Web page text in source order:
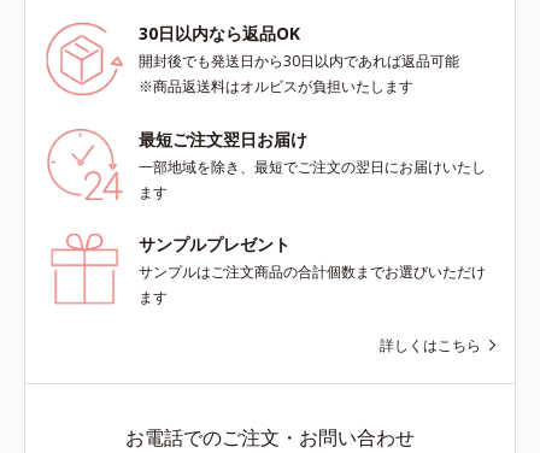
粉体*4 化粧持ち性能
るおい不足など*3 お手入れのファ
ーストステップのこと*4 細胞間脂
質に類似した構造*5 保湿成分
30日以内なら返品OK
開封後でも発送日から30日以内であれば返品可能
※商品返送料はオルビスが負担いたします
最短ご注文翌日お届け
一部地域を除き、最短でご注文の翌日にお届けいたし
ます
サンプルプレゼント
サンプルはご注文商品の合計個数までお選びいただけ
ます
詳しくはこちら
お電話でのご注文・お問い合わせ